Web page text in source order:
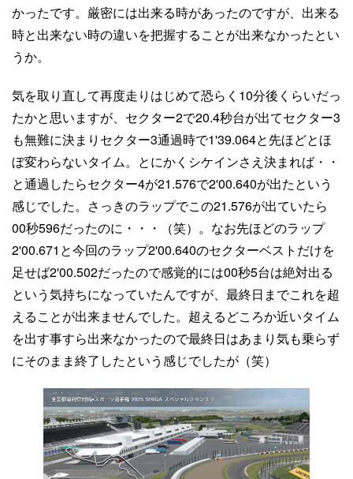
かったです。厳密には出来る時があったのですが、出来る
時と出来ない時の違いを把握することが出来なかったとい
うか。
気を取り直して再度走りはじめて恐らく10分後くらいだっ
たかと思いますが、セクター2で20.4秒台が出てセクター3
も無難に決まりセクター3通過時で1'39.064と先ほどとほ
ぼ変わらないタイム。とにかくシケインさえ決まれば・・
と通過したらセクター4が21.576で2'00.640が出たという
感じでした。さっきのラップでこの21.576が出ていたら
00秒596だったのに・・・（笑）。なお先ほどのラップ
2'00.671と今回のラップ2'00.640のセクターベストだけを
足せば2'00.502だったので感覚的には00秒5台は絶対出る
という気持ちになっていたんですが、最終日までこれを超
えることが出来ませんでした。超えるどころか近いタイム
を出す事すら出来なかったので最終日はあまり気も乗らず
にそのまま終了したという感じでしたが（笑）